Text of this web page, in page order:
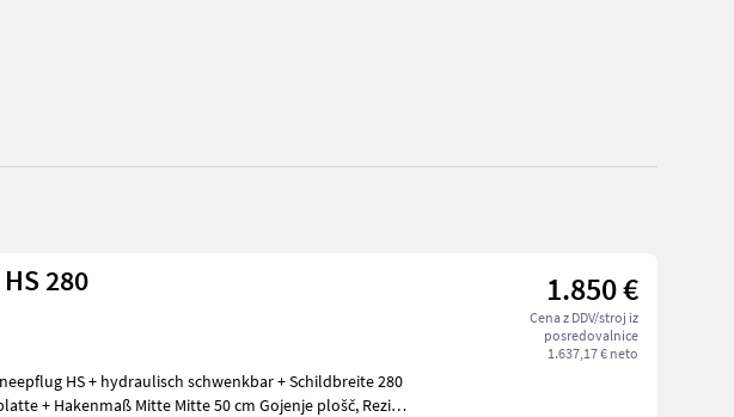
280 1.850 €
Cena z DDV/stroj iz
posredovalnice
1.637,17 € neto
HS + hydraulisch schwenkbar + Schildbreite 280
+ Hakenmaß Mitte Mitte 50 cm Gojenje plošč, Rezila